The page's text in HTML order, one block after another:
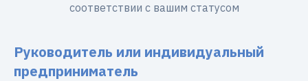
соответствии с вашим статусом
Руководитель или индивидуальный
предприниматель